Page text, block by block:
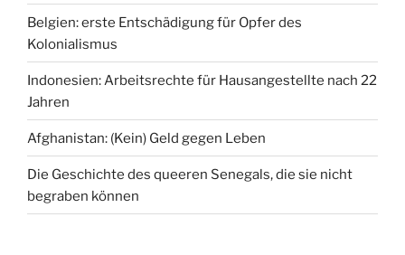
Belgien: erste Entschädigung für Opfer des
Kolonialismus
Indonesien: Arbeitsrechte für Hausangestellte nach 22
Jahren
Afghanistan: (Kein) Geld gegen Leben
Die Geschichte des queeren Senegals, die sie nicht
begraben können